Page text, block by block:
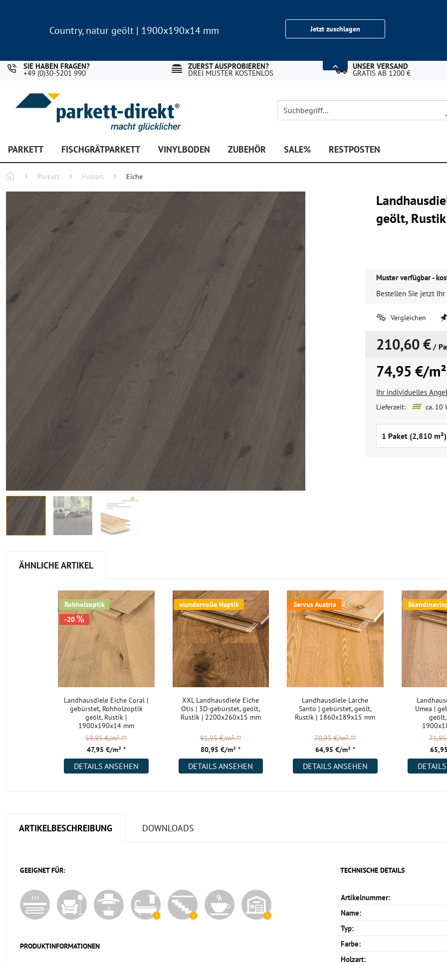
Country, natur geölt | 1900x190x14 mm
Jetzt zuschlagen
SIE HABEN FRAGEN?
+49 (0)30-5201 990
ZUERST AUSPROBIEREN?
DREI MUSTER KOSTENLOS
UNSER VERSAND
GRATIS AB 1200 €
PARKETT FISCHGRÄTPARKETT VINYLBODEN ZUBEHÖR SALE% RESTPOSTEN
Parkett Holzart Eiche
geölt,
Muster verfügbar -
Bestellen Sie jetzt Ihr
Vergleichen
210,60 € /
74,95 €/
Ihr individuelles
Lieferzeit: ca. 10
ÄHNLICHE ARTIKEL
Rohholzoptik
-20
Landhausdiele Eiche Coral |
gebürstet, Rohholzoptik
geölt, Rustik |
1900x190x14 mm
47,95 €/m² *
59,95 €/m²**
DETAILS ANSEHEN
wundervolle Haptik
XXL Landhausdiele Eiche
Otis | 3D-gebürstet, geölt,
Rustik | 2200x260x15 mm
80,95 €/m² *
91,95 €/m²**
DETAILS ANSEHEN
Servus Austria
Landhausdiele Lärche
Santo | gebürstet, geölt,
Rustik | 1860x189x15 mm
64,95 €/m² *
70,95 €/m²**
DETAILS ANSEHEN
Umea |
ARTIKELBESCHREIBUNG DOWNLOADS
GEEIGNET FÜR:
PRODUKTINFORMATIONEN
TECHNISCHE DETAILS
Artikelnummer:
Name:
Typ:
Farbe:
Holzart: